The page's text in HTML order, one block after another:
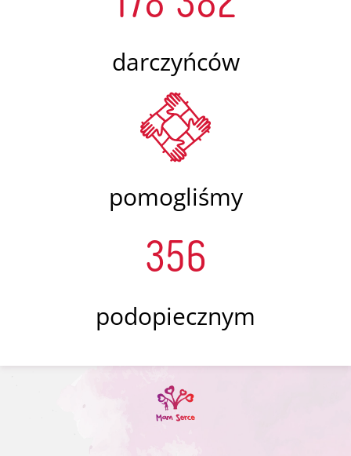
darczyńców
pomogliśmy
356
podopiecznym